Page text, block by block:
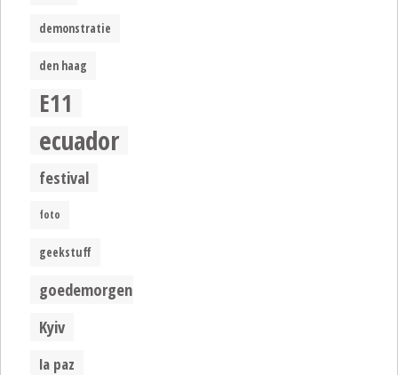
demonstratie
den haag
E11
ecuador
festival
foto
geekstuff
goedemorgen
Kyiv
la paz